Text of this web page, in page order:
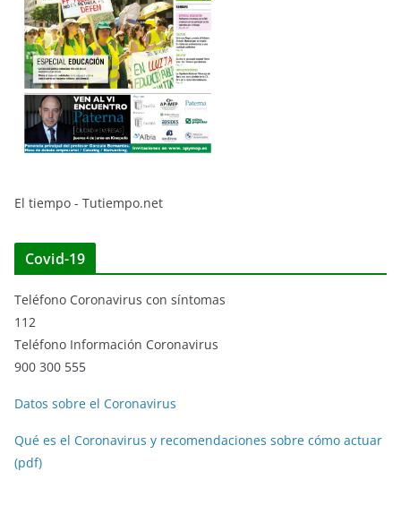
El tiempo - Tutiempo.net
Covid-19
Teléfono Coronavirus con síntomas
112
Teléfono Información Coronavirus
900 300 555
Datos sobre el Coronavirus
Qué es el Coronavirus y recomendaciones sobre cómo actuar
(pdf)